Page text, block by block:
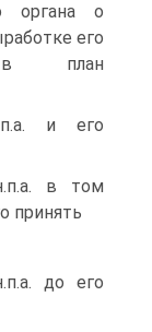
органа о
его
в план
и его
в том
принять
до его